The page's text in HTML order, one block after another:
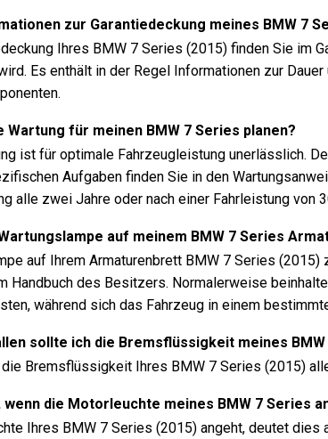
zur Garantiedeckung meines BMW 7
Ihres BMW 7 Series (2015) finden Sie im
Es enthält in der Regel Informationen zur Dauer
Wartung für meinen BMW 7 Series planen?
ist für optimale Fahrzeugleistung unerlässlich.
Aufgaben finden Sie in den
alle zwei Jahre oder nach einer Fahrleistung von
auf meinem BMW 7 Series
auf Ihrem Armaturenbrett BMW 7 Series
Handbuch des Besitzers. Normalerweise
während sich das Fahrzeug in einem
sollte ich die Bremsflüssigkeit meines
Bremsflüssigkeit Ihres BMW 7 Series (2015)
die Motorleuchte meines BMW 7 Series
Ihres BMW 7 Series (2015) angeht, deutet dies